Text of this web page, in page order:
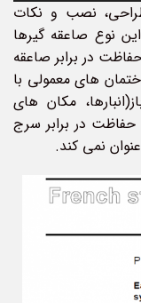
نصب و نکات
نوع صاعقه گیرها
در برابر صاعقه
های معمولی با
های باز(انبارها، مکان های
در برابر سرج
نمی­ کند.